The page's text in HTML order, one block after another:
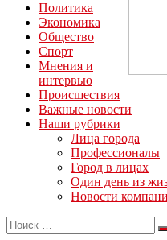
Политика
Экономика
Общество
Спорт
Мнения и
интервью
Происшествия
Важные новости
Наши рубрики
Лица города
Профессионалы
Город в лицах
Один день из
Новости